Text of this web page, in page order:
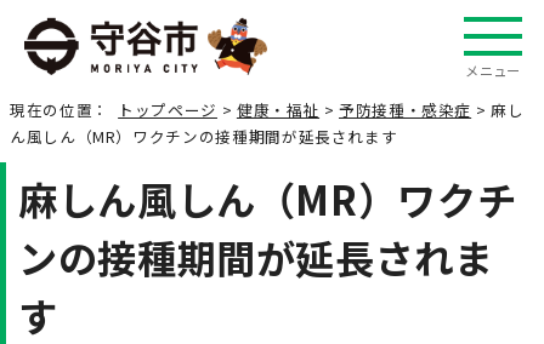
メニュー
現在の位置： トップページ > 健康・福祉 >予防接種・感染症 > 麻し
ん風しん（MR）ワクチンの接種期間が延長されます
麻しん風しん（MR）ワクチ
ンの接種期間が延長されま
す